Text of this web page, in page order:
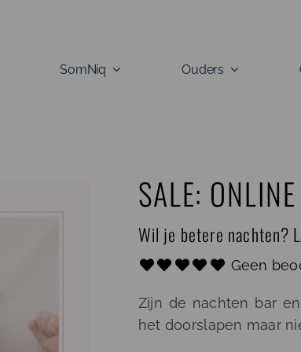
SomNiq Ouders
SALE:
Wil je betere nachten?
Geen
Zijn de nachten bar
het doorslapen maar